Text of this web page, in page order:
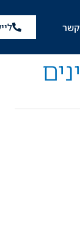
קשר